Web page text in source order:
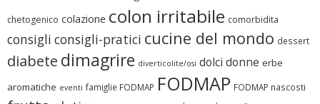
chetogenico colazione colon irritabile comorbidita
consigli consigli-pratici cucine del mondo dessert
diabete dimagrire diverticolite/osi dolci donne erbe
aromatiche eventi famiglie FODMAP FODMAP FODMAP nascosti